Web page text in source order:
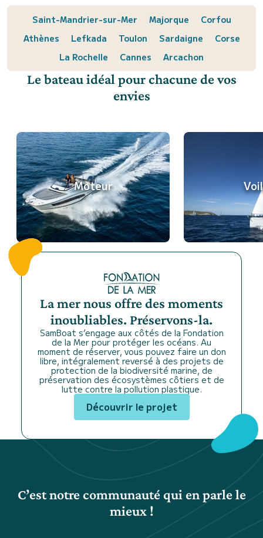
Saint-Mandrier-sur-Mer Majorque
Corfou
Athènes
Lefkada Toulon Sardaigne
Corse
La Rochelle
Cannes Arcachon
Le bateau idéal pour chacune de vos
envies
Moteur
La mer nous offre des moments
inoubliables. Préservons-la.
SamBoat s’engage aux côtés de la Fondation
de la Mer pour protéger les océans. Au
moment de réserver, vous pouvez faire un don
libre, intégralement reversé à des projets de
protection de la biodiversité marine, de
préservation des écosystèmes côtiers et de
lutte contre la pollution plastique.
Découvrir le projet
C’est notre communauté qui en parle le
mieux !